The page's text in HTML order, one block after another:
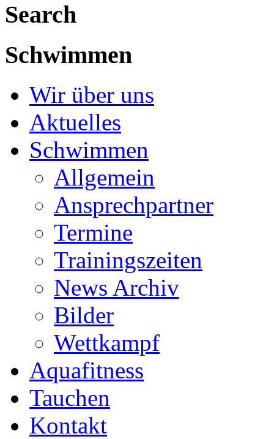
Search
Schwimmen
Wir über uns
Aktuelles
Schwimmen
Allgemein
Ansprechpartner
Termine
Trainingszeiten
News Archiv
Bilder
Wettkampf
Aquafitness
Tauchen
Kontakt